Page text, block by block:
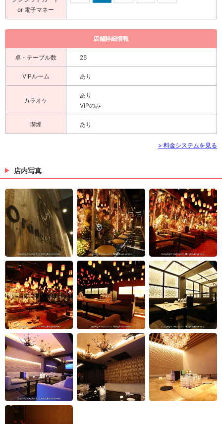
or 電子マネー
店舗詳細情報
卓・テーブル数 25
VIPルーム あり
カラオケ
あり
VIPのみ
喫煙 あり
> 料金システムを見る
店内写真